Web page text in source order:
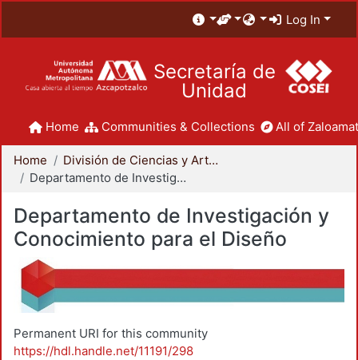
Log In
Secretaría de
Unidad
Home Communities & Collections All of
Home
División de Ciencias y Artes para el Diseño
Departamento de Investigación y Conocimiento para el Diseño
Departamento de Investigación y
Conocimiento para el Diseño
Permanent URI for this community
https://hdl.handle.net/11191/298